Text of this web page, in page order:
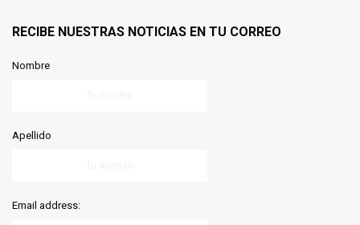
RECIBE NUESTRAS NOTICIAS EN TU CORREO
Nombre
Apellido
Email address: